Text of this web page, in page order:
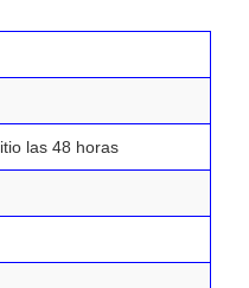
las 48 horas